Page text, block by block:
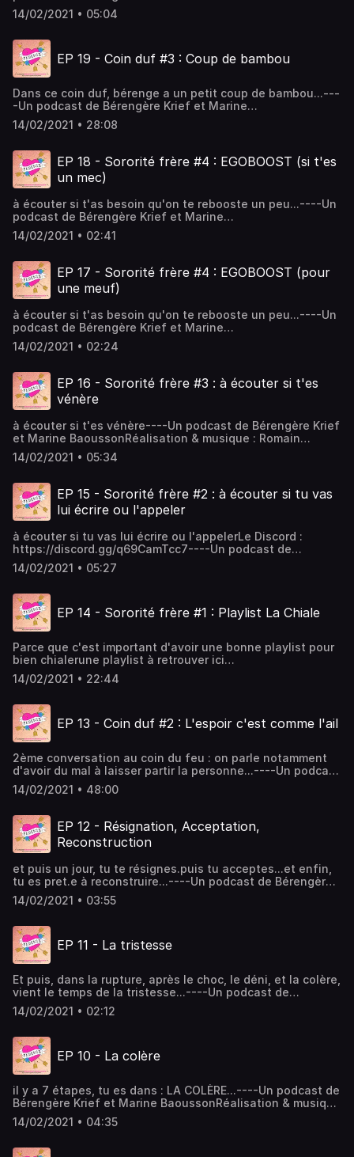
BaoussonRéalisation & musique : Romain
Baoussongraphisme : Juliette Poney Hébergé par Acast.
14/02/2021 • 05:04
EP 19 - Coin duf #3 : Coup de bambou
Dans ce coin duf, bérenge a un petit coup de bambou...---
-Un podcast de Bérengère Krief et Marine
BaoussonRéalisation & musique : Romain
Baoussongraphisme : Juliette Poney Hébergé par Acast.
14/02/2021 • 28:08
EP 18 - Sororité frère #4 : EGOBOOST (si t'es
un mec)
à écouter si t'as besoin qu'on te rebooste un peu...----Un
podcast de Bérengère Krief et Marine
BaoussonRéalisation & musique : Romain
Baoussongraphisme : Juliette Poney Hébergé par Acast.
14/02/2021 • 02:41
EP 17 - Sororité frère #4 : EGOBOOST (pour
une meuf)
à écouter si t'as besoin qu'on te rebooste un peu...----Un
podcast de Bérengère Krief et Marine
BaoussonRéalisation & musique : Romain
Baoussongraphisme : Juliette Poney Hébergé par Acast.
14/02/2021 • 02:24
EP 16 - Sororité frère #3 : à écouter si t'es
vénère
à écouter si t'es vénère----Un podcast de Bérengère Krief
et Marine BaoussonRéalisation & musique : Romain
Baoussongraphisme : Juliette Poney Hébergé par Acast.
Visitez acast.com/privacy pour plus d'informations.
14/02/2021 • 05:34
EP 15 - Sororité frère #2 : à écouter si tu vas
lui écrire ou l'appeler
à écouter si tu vas lui écrire ou l'appelerLe Discord :
https://discord.gg/q69CamTcc7----Un podcast de
Bérengère Krief et Marine BaoussonRéalisation & musique
: Romain Baoussongraphisme : Juliette Poney Hébergé par
14/02/2021 • 05:27
EP 14 - Sororité frère #1 : Playlist La Chiale
Parce que c'est important d'avoir une bonne playlist pour
bien chialerune playlist à retrouver ici
:https://open.spotify.com/playlist/
si=MH3Nmyg0RbCDU0UoRQXuJQ----Un podcast de
: Romain Baoussongraphisme : Juliette Poney Hébergé par
Acast. Visitez acast.com/privacy pour plus d'informations.
14/02/2021 • 22:44
EP 13 - Coin duf #2 : L'espoir c'est comme l'ail
2ème conversation au coin du feu : on parle notamment
d'avoir du mal à laisser partir la personne...----Un podcast
de Bérengère Krief et Marine BaoussonRéalisation &
musique : Romain Baoussongraphisme : Juliette Poney
d'informations.
14/02/2021 • 48:00
EP 12 - Résignation, Acceptation,
Reconstruction
et puis un jour, tu te résignes.puis tu acceptes...et enfin,
tu es pret.e à reconstruire...----Un podcast de Bérengère
Krief et Marine BaoussonRéalisation & musique : Romain
Baoussongraphisme : Juliette Poney Hébergé par Acast.
14/02/2021 • 03:55
EP 11 - La tristesse
Et puis, dans la rupture, après le choc, le déni, et la colère,
vient le temps de la tristesse...----Un podcast de
Bérengère Krief et Marine BaoussonRéalisation & musique
: Romain Baoussongraphisme : Juliette Poney Hébergé par
14/02/2021 • 02:12
EP 10 - La colère
il y a 7 étapes, tu es dans : LA COLÈRE...----Un podcast de
Bérengère Krief et Marine BaoussonRéalisation & musique
: Romain Baoussongraphisme : Juliette Poney Hébergé par
Acast. Visitez acast.com/privacy pour plus d'informations.
14/02/2021 • 04:35